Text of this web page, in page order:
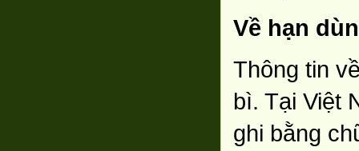
Về hạn
Thông tin
bì. Tại Việt
ghi bằng